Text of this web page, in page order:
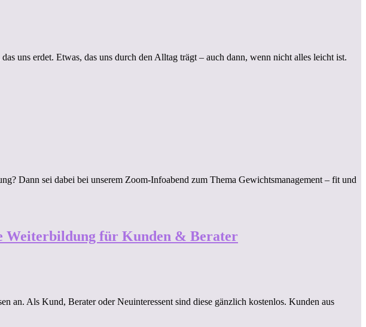
uns erdet. Etwas, das uns durch den Alltag trägt – auch dann, wenn nicht alles leicht ist.
Dann sei dabei bei unserem Zoom-Infoabend zum Thema Gewichtsmanagement – fit und
Weiterbildung für Kunden & Berater
an. Als Kund, Berater oder Neuinteressent sind diese gänzlich kostenlos. Kunden aus